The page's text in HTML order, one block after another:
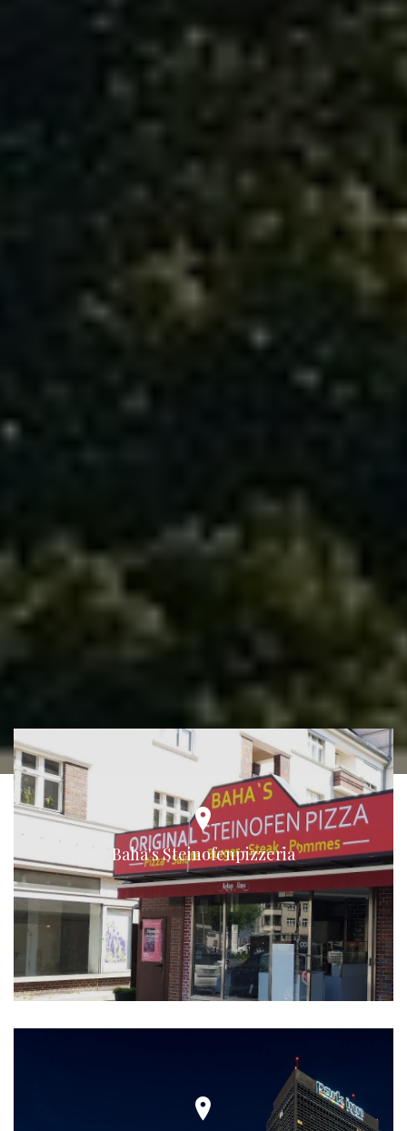
Baha's Steinofenpizzeria